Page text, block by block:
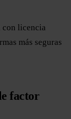
con licencia
más seguras
factor